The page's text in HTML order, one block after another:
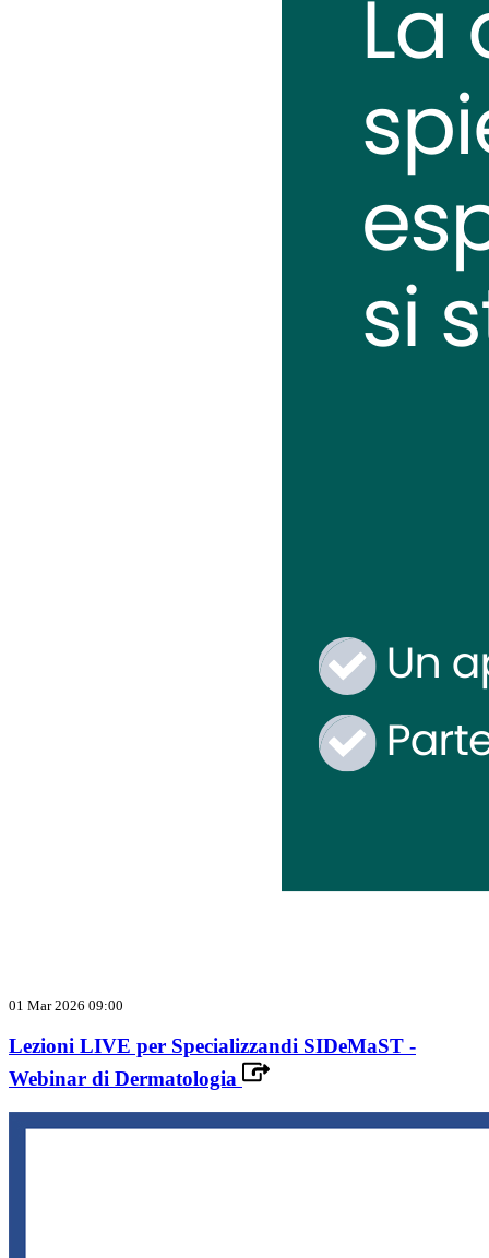
01 Mar 2026 09:00
Lezioni LIVE per Specializzandi SIDeMaST -
Webinar di Dermatologia